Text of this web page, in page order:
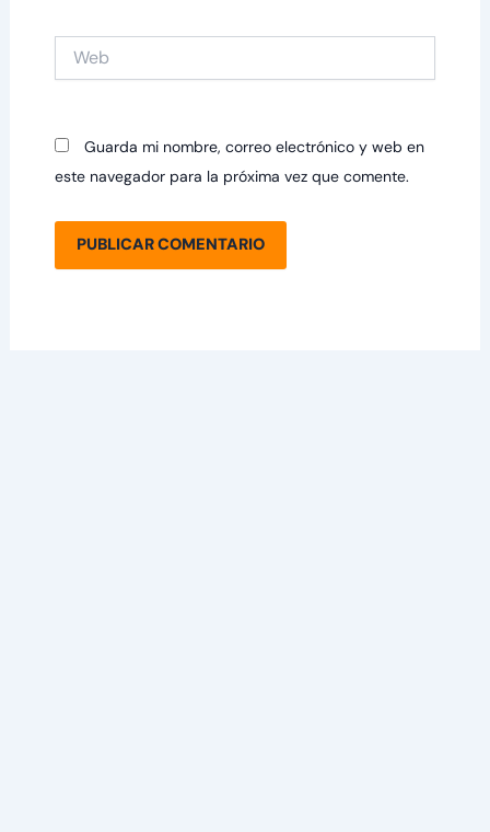
Guarda mi nombre, correo electrónico y web en
este navegador para la próxima vez que comente.